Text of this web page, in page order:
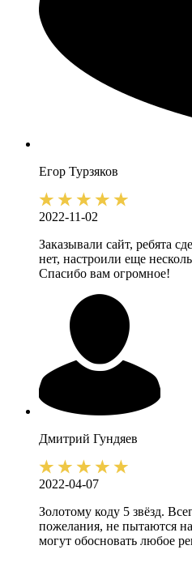
Егор Турзяков
2022-11-02
Заказывали сайт, ребята
нет, настроили еще
Спасибо вам огромное!
Дмитрий Гундяев
2022-04-07
Золотому коду 5 звёзд.
пожелания, не пытаются
могут обосновать любое